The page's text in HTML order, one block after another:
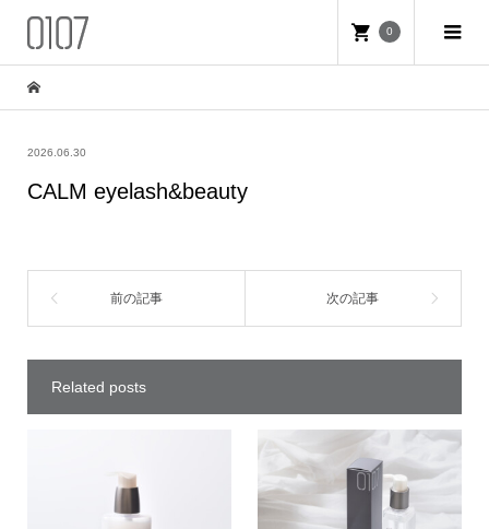
0
2026.06.30
CALM eyelash&beauty
Related posts